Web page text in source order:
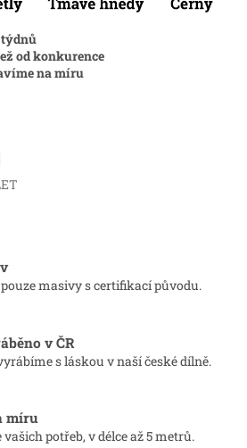
týdnů
od konkurence
na míru
masivy s certifikací původu.
v ČR
s láskou v naší české dílně.
míru
potřeb, v délce až 5 metrů.